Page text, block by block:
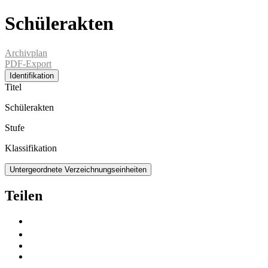
Schülerakten
Archivplan
PDF-Export
Identifikation
Titel
Schülerakten
Stufe
Klassifikation
Untergeordnete Verzeichnungseinheiten
Teilen